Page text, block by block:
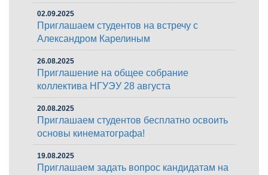
02.09.2025
Приглашаем студентов на встречу с
Александром Карелиным
26.08.2025
Приглашение на общее собрание
коллектива НГУЭУ 28 августа
20.08.2025
Приглашаем студентов бесплатно освоить
основы кинематографа!
19.08.2025
Приглашаем задать вопрос кандидатам на